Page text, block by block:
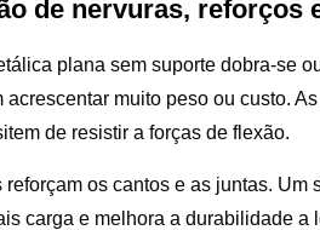
de nervuras, reforços
plana sem suporte dobra-se
acrescentar muito peso ou custo.
de resistir a forças de flexão.
reforçam os cantos e as juntas.
carga e melhora a durabilidade a